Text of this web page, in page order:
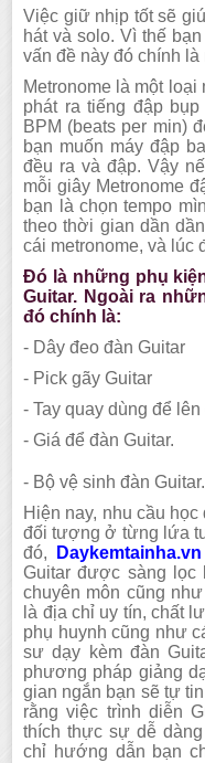
Việc giữ nhịp tốt sẽ
hát và solo. Vì thế
vấn đề này đó chính là
Metronome là một
phát ra tiếng đập
BPM (beats per min)
bạn muốn máy đập
đều ra và đập. Vậy
mỗi giây Metronome
bạn là chọn tempo
theo thời gian dần
cái metronome, và lúc
Đó là những phụ
Guitar. Ngoài ra
đó chính là:
- Dây đeo đàn Guitar
- Pick gãy Guitar
- Tay quay dùng để lên
- Giá để đàn Guitar.
- Bộ vệ sinh đàn Guitar.
Hiện nay, nhu cầu
đối tượng ở từng lứa
đó,
Daykemtainha.vn
Guitar được sàng lọc
chuyên môn cũng
là địa chỉ uy tín, chất
phụ huynh cũng như
sư dạy kèm đàn
phương pháp giảng
gian ngắn bạn sẽ tự
rằng việc trình diễn
thích thực sự dễ
chỉ hướng dẫn bạn